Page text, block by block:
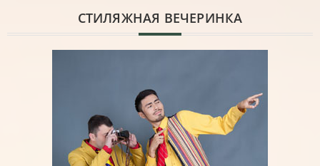
CТИЛЯЖНАЯ ВЕЧЕРИНКА